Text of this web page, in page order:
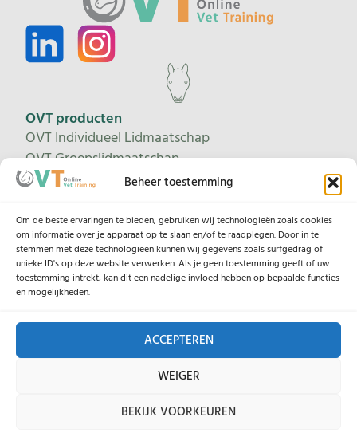
Beheer toestemming
Om de beste ervaringen te bieden, gebruiken wij technologieën zoals cookies
om informatie over je apparaat op te slaan en/of te raadplegen. Door in te
stemmen met deze technologieën kunnen wij gegevens zoals surfgedrag of
unieke ID's op deze website verwerken. Als je geen toestemming geeft of uw
toestemming intrekt, kan dit een nadelige invloed hebben op bepaalde functies
en mogelijkheden.
ACCEPTEREN
WEIGER
BEKIJK VOORKEUREN
OVT producten
OVT Individueel Lidmaatschap
OVT Groepslidmaatschap
Proeflidmaatschap
Help
Contacteer ons